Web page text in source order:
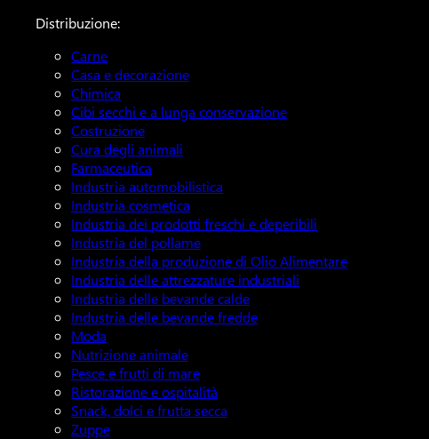
Distribuzione:
Carne
Casa e decorazione
Chimica
Cibi secchi e a lunga conservazione
Costruzione
Cura degli animali
Farmaceutica
Industria automobilistica
Industria cosmetica
Industria dei prodotti freschi e deperibili
Industria del pollame
Industria della produzione di Olio Alimentare
Industria delle attrezzature industriali
Industria delle bevande calde
Industria delle bevande fredde
Moda
Nutrizione animale
Pesce e frutti di mare
Ristorazione e ospitalità
Snack, dolci e frutta secca
Zuppe